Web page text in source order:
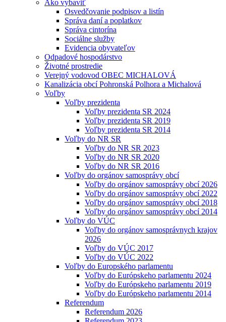
Ako vybaviť
Osvedčovanie podpisov a listín
Správa daní a poplatkov
Správa cintorína
Sociálne služby
Evidencia obyvateľov
Odpadové hospodárstvo
Životné prostredie
Verejný vodovod OBEC MICHALOVÁ
Kanalizácia obcí Pohronská Polhora a Michalová
Voľby
Voľby prezidenta
Voľby prezidenta SR 2024
Voľby prezidenta SR 2019
Voľby prezidenta SR 2014
Voľby do NR SR
Voľby do NR SR 2023
Voľby do NR SR 2020
Voľby do NR SR 2016
Voľby do orgánov samosprávy obcí
Voľby do orgánov samosprávy obcí 2026
Voľby do orgánov samosprávy obcí 2022
Voľby do orgánov samosprávy obcí 2018
Voľby do orgánov samosprávy obcí 2014
Voľby do VÚC
Voľby do orgánov samosprávnych krajov
2026
Voľby do VÚC 2017
Voľby do VÚC 2022
Voľby do Europského parlamentu
Voľby do Európskeho parlamentu 2024
Voľby do Európskeho parlamentu 2019
Voľby do Európskeho parlamentu 2014
Referendum
Referendum 2026